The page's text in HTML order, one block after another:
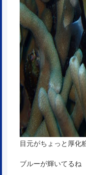
目元がちょっと厚化
ブルーが輝いてるね